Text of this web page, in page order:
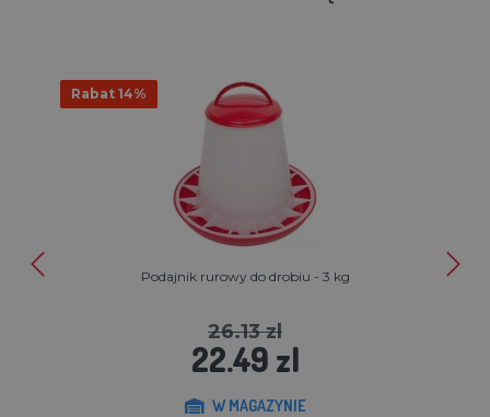
Rabat 14%
Podajnik rurowy do drobiu - 3 kg
26.13 zl
22.49 zl
W MAGAZYNIE